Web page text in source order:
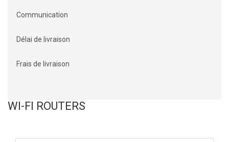
Communication
Délai de livraison
Frais de livraison
WI-FI ROUTERS